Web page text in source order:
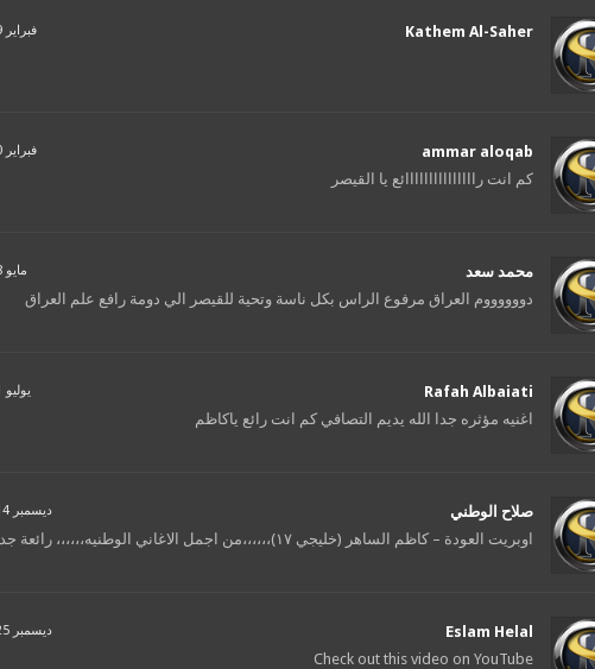
Kathem Al-Saher فبراير 19, 2014 في 3:23 م
ammar aloqab فبراير 20, 2014 في 7:01 م
كم انت رااااااااااااااائع يا القيصر
محمد سعد مايو 18, 2014 في 6:03 م
دووووووم العراق مرفوع الراس بكل ناسة وتحية للقيصر الي دومة رافع علم العراق
Rafah Albaiati يوليو 11, 2014 في 8:19 م
اغنيه مؤثره جدا الله يديم التصافي كم انت رائع ياكاظم
صلاح الوطني ديسمبر 14, 2014 في 9:03 ص
اوبريت العودة – كاظم الساهر (خليجي ١٧)،،،،،،من اجمل الاغاني الوطنيه،،،،،، رائعة جدا جدا
Eslam Helal ديسمبر 25, 2014 في 12:23 م
Check out this video on YouTube